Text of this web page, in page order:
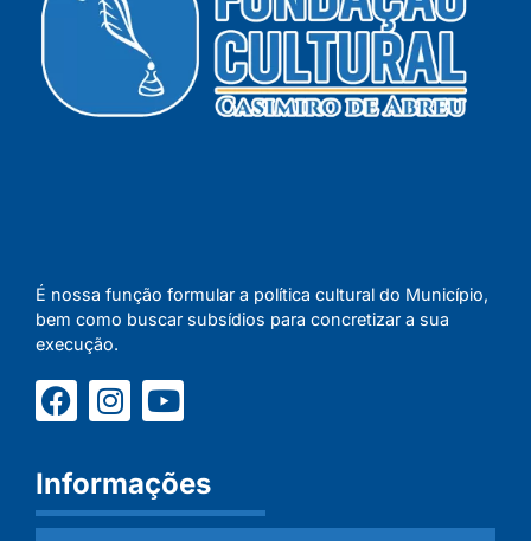
É nossa função formular a política cultural do Município,
bem como buscar subsídios para concretizar a sua
execução.
Informações